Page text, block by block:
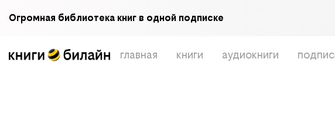
Огромная библиотека книг в одной подписке
главная книги аудиокниги